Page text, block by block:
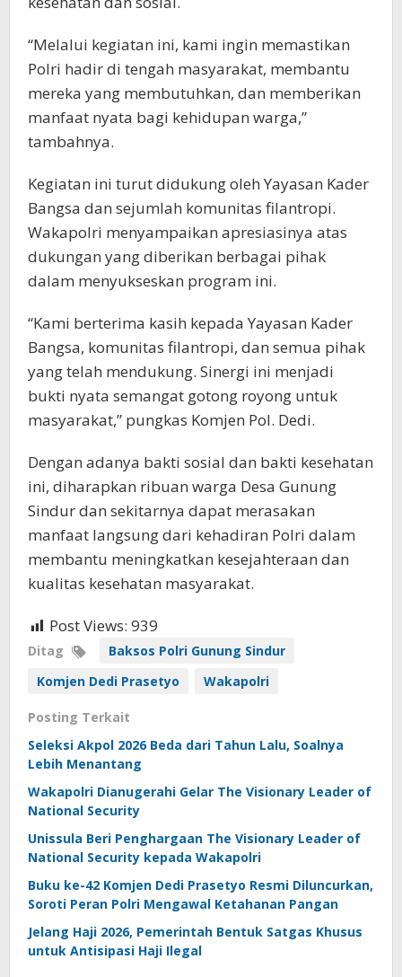
“Melalui kegiatan ini, kami ingin memastikan
Polri hadir di tengah masyarakat, membantu
mereka yang membutuhkan, dan memberikan
manfaat nyata bagi kehidupan warga,”
tambahnya.
Kegiatan ini turut didukung oleh Yayasan Kader
Bangsa dan sejumlah komunitas filantropi.
Wakapolri menyampaikan apresiasinya atas
dukungan yang diberikan berbagai pihak
dalam menyukseskan program ini.
“Kami berterima kasih kepada Yayasan Kader
Bangsa, komunitas filantropi, dan semua pihak
yang telah mendukung. Sinergi ini menjadi
bukti nyata semangat gotong royong untuk
masyarakat,” pungkas Komjen Pol. Dedi.
Dengan adanya bakti sosial dan bakti kesehatan
ini, diharapkan ribuan warga Desa Gunung
Sindur dan sekitarnya dapat merasakan
manfaat langsung dari kehadiran Polri dalam
membantu meningkatkan kesejahteraan dan
kualitas kesehatan masyarakat.
Post Views: 939
Ditag
Baksos Polri Gunung Sindur
Komjen Dedi Prasetyo
Wakapolri
Posting Terkait
Seleksi Akpol 2026 Beda dari Tahun Lalu, Soalnya
Lebih Menantang
Wakapolri Dianugerahi Gelar The Visionary Leader of
National Security
Unissula Beri Penghargaan The Visionary Leader of
National Security kepada Wakapolri
Buku ke-42 Komjen Dedi Prasetyo Resmi Diluncurkan,
Soroti Peran Polri Mengawal Ketahanan Pangan
Jelang Haji 2026, Pemerintah Bentuk Satgas Khusus
untuk Antisipasi Haji Ilegal